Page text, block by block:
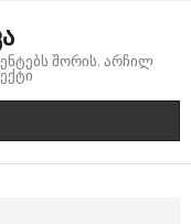
შორის. არჩილ